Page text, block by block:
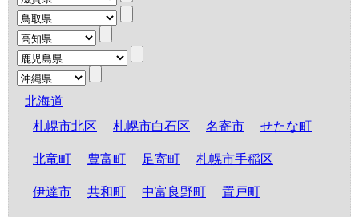
北海道
札幌市北区
札幌市白石区 名寄市 せたな町
北竜町 豊富町 足寄町 札幌市手稲区
伊達市 共和町 中富良野町 置戸町